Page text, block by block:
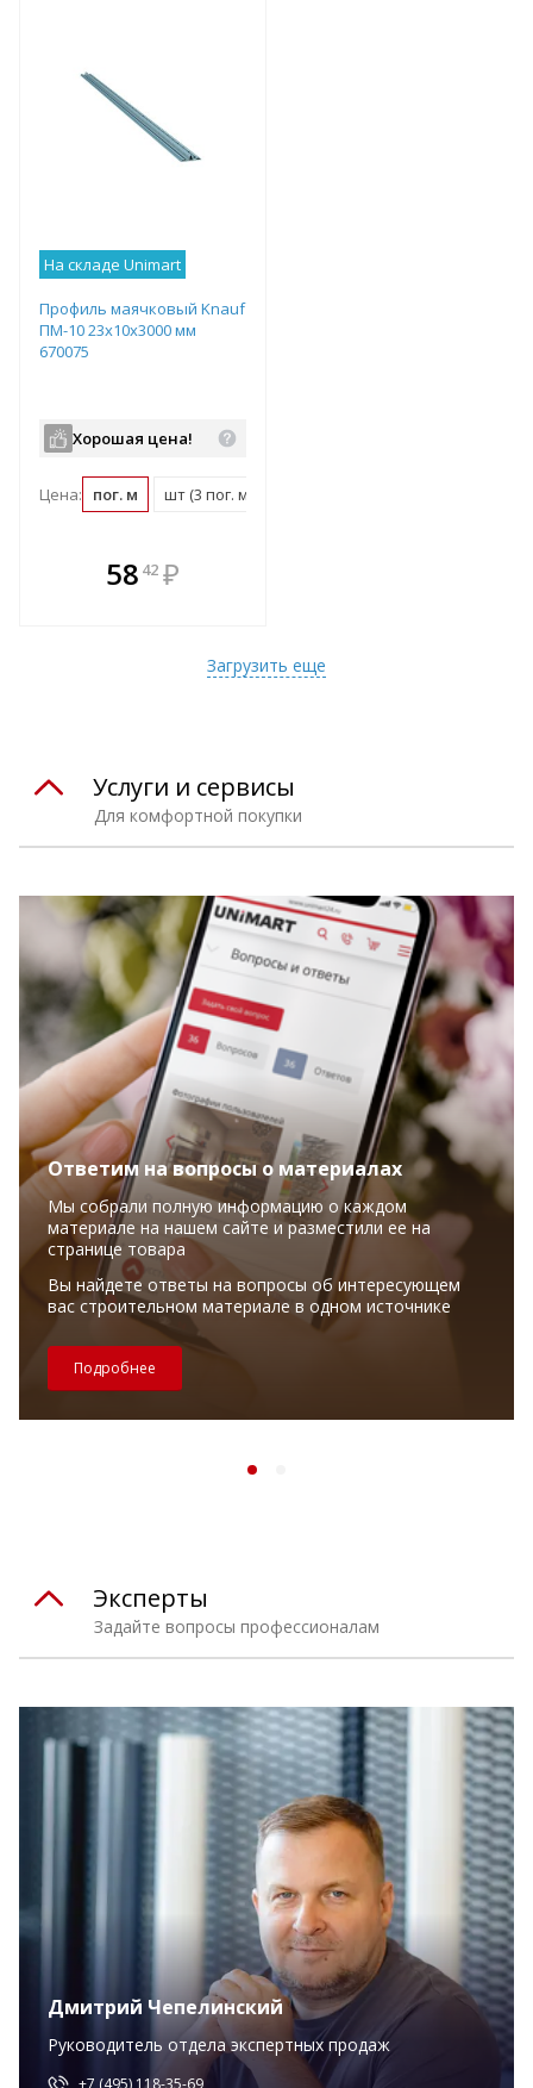
На складе Unimart
Профиль маячковый Knauf
ПМ-10 23х10х3000 мм
670075
Хорошая цена!
Цена: пог. м шт (3 пог. м)
58 42 ₽
Загрузить еще
Для комфортной покупки
Услуги и сервисы
Ответим на вопросы о материалах
Мы собрали полную информацию о каждом
материале на нашем сайте и разместили ее на
странице товара
Вы найдете ответы на вопросы об интересующем
вас строительном материале в одном источнике
Подробнее
Задайте вопросы профессионалам
Эксперты
Дмитрий Чепелинский
Руководитель отдела экспертных продаж
+7 (495) 118-35-69